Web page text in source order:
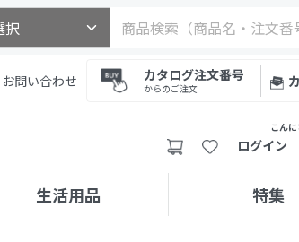
お問い合わせ カタログ注文番号
からのご注文
こん
ログイン
生活用品 特集